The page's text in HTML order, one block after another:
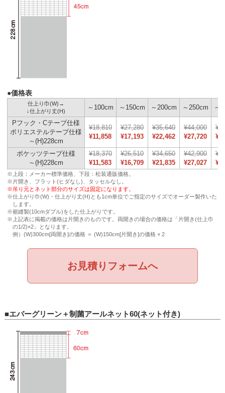
●価格表
仕上り巾(W)→
↓仕上がり丈(H)
～100cm ～150cm ～200cm ～250cm ～
Pフック・Cテープ仕様
ポリエステルテープ仕様
～(H)228cm
¥18,810
¥11,858
¥27,280
¥17,193
¥35,640
¥22,462
¥44,000
¥27,720
ポケッツテープ仕様
～(H)228cm
¥18,370
¥11,583
¥26,510
¥16,709
¥34,650
¥21,835
¥42,900
¥27,027
※上段：メーカー標準価格、下段：松装通販価格。
※片開き、フラット(ヒダなし)、タッセルなし。
※吊り元とネット部分のサイズは固定になります。
※仕上がり巾(W)・仕上がり丈(H)とも1cm単位でご指定のサイズでオーダー製作いた
します。
※裾縫製(10cmダブル)をした仕上がりです。
※上記表に掲載の価格は片開きのものです。両開きの場合の価格は「片開き(仕上巾
の1/2)×2」となります。
例）(W)300cm[両開き]の価格 ＝ (W)150cm[片開き]の価格 × 2
お見積りフォームへ
■エバーグリーン＋制菌アールネット60(ネット付き)